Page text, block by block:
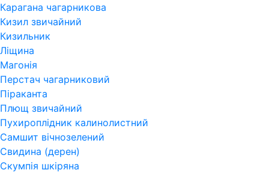
Карагана чагарникова
Кизил звичайний
Кизильник
Ліщина
Магонія
Перстач чагарниковий
Піраканта
Плющ звичайний
Пухироплідник калинолистний
Самшит вічнозелений
Свидина (дерен)
Скумпія шкіряна